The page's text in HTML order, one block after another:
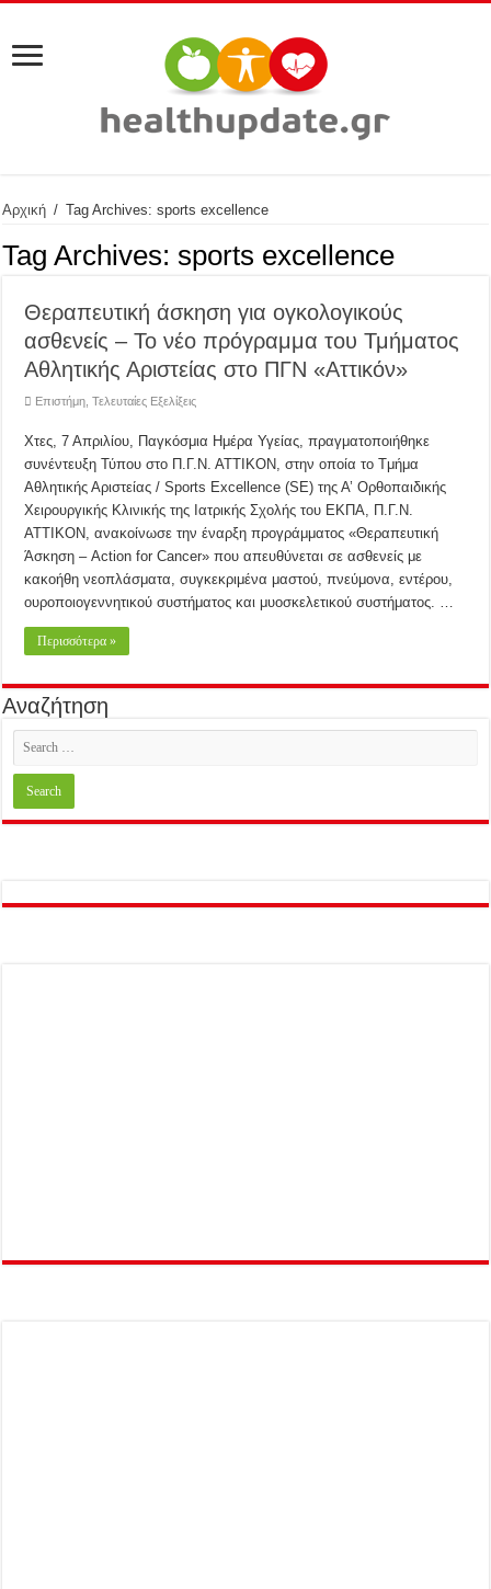
Αρχική / Tag Archives: sports excellence
Tag Archives:sports excellence
Θεραπευτική άσκηση για ογκολογικούς
ασθενείς – Το νέο πρόγραμμα του Τμήματος
Αθλητικής Αριστείας στο ΠΓΝ «Αττικόν»
Επιστήμη ,Τελευταίες Εξελίξεις
Χτες, 7 Απριλίου, Παγκόσμια Ημέρα Υγείας, πραγματοποιήθηκε
συνέντευξη Τύπου στο Π.Γ.Ν. ΑΤΤΙΚΟΝ, στην οποία το Tμήμα
Αθλητικής Αριστείας / Sports Excellence (SE) της Α’ Ορθοπαιδικής
Χειρουργικής Κλινικής της Ιατρικής Σχολής του ΕΚΠΑ, Π.Γ.Ν.
ΑΤΤΙΚΟΝ, ανακοίνωσε την έναρξη προγράμματος «Θεραπευτική
Άσκηση – Action for Cancer» που απευθύνεται σε ασθενείς με
κακοήθη νεοπλάσματα, συγκεκριμένα μαστού, πνεύμονα, εντέρου,
ουροποιογεννητικού συστήματος και μυοσκελετικού συστήματος. …
Περισσότερα »
Αναζήτηση